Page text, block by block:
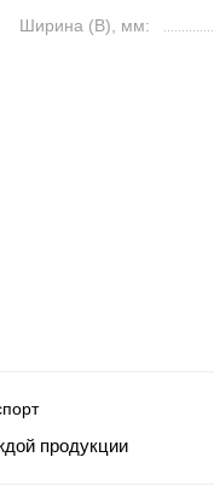
Ширина (B), мм:
продукции